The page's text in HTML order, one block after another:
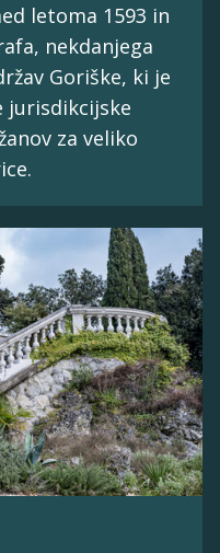
letoma 1593 in
nekdanjega
Goriške, ki je
jurisdikcijske
za veliko